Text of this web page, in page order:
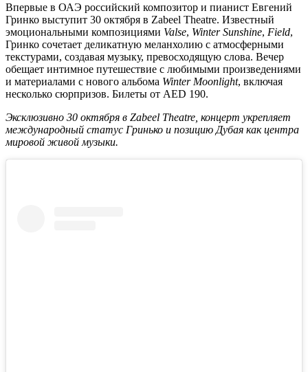
Впервые в ОАЭ российский композитор и пианист Евгений
Гринко выступит 30 октября в Zabeel Theatre. Известный
эмоциональными композициями Valse, Winter Sunshine, Field,
Гринко сочетает деликатную меланхолию с атмосферными
текстурами, создавая музыку, превосходящую слова. Вечер
обещает интимное путешествие с любимыми произведениями
и материалами с нового альбома Winter Moonlight, включая
несколько сюрпризов. Билеты от AED 190.
Эксклюзивно 30 октября в Zabeel Theatre, концерт укрепляет
международный статус Гринько и позицию Дубая как центра
мировой живой музыки.